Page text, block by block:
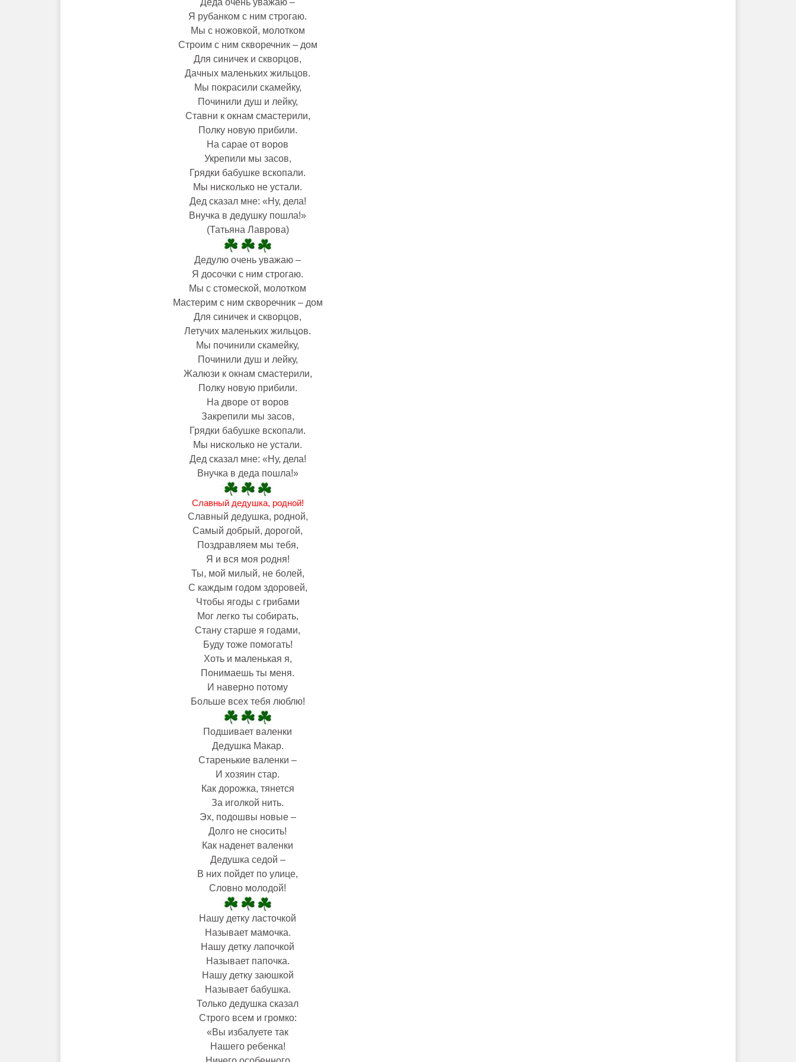
Деда очень уважаю –
Я рубанком с ним строгаю.
Мы с ножовкой, молотком
Строим с ним скворечник – дом
Для синичек и скворцов,
Дачных маленьких жильцов.
Мы покрасили скамейку,
Починили душ и лейку,
Ставни к окнам смастерили,
Полку новую прибили.
На сарае от воров
Укрепили мы засов,
Грядки бабушке вскопали.
Мы нисколько не устали.
Дед сказал мне: «Ну, дела!
Внучка в дедушку пошла!»
(Татьяна Лаврова)
Дедулю очень уважаю –
Я досочки с ним строгаю.
Мы с стомеской, молотком
Мастерим с ним скворечник – дом
Для синичек и скворцов,
Летучих маленьких жильцов.
Мы починили скамейку,
Починили душ и лейку,
Жалюзи к окнам смастерили,
Полку новую прибили.
На дворе от воров
Закрепили мы засов,
Грядки бабушке вскопали.
Мы нисколько не устали.
Дед сказал мне: «Ну, дела!
Внучка в деда пошла!»
Славный дедушка, родной!
Славный дедушка, родной,
Самый добрый, дорогой,
Поздравляем мы тебя,
Я и вся моя родня!
Ты, мой милый, не болей,
С каждым годом здоровей,
Чтобы ягоды с грибами
Мог легко ты собирать,
Стану старше я годами,
Буду тоже помогать!
Хоть и маленькая я,
Понимаешь ты меня.
И наверно потому
Больше всех тебя люблю!
Подшивает валенки
Дедушка Макар.
Старенькие валенки –
И хозяин стар.
Как дорожка, тянется
За иголкой нить.
Эх, подошвы новые –
Долго не сносить!
Как наденет валенки
Дедушка седой –
В них пойдет по улице,
Словно молодой!
Нашу детку ласточкой
Называет мамочка.
Нашу детку лапочкой
Называет папочка.
Нашу детку заюшкой
Называет бабушка.
Только дедушка сказал
Строго всем и громко:
«Вы избалуете так
Нашего ребенка!